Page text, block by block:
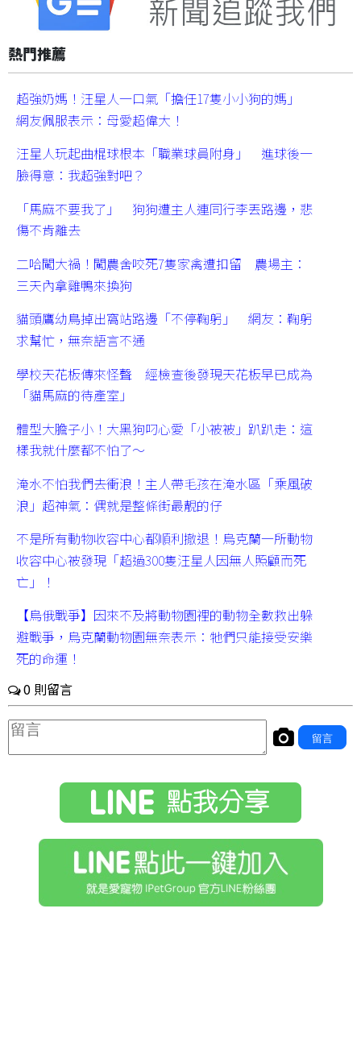
熱門推薦
超強奶媽！汪星人一口氣「擔任17隻小小狗的媽」
網友佩服表示：母愛超偉大！
汪星人玩起曲棍球根本「職業球員附身」 進球後一
臉得意：我超強對吧？
「馬麻不要我了」 狗狗遭主人連同行李丟路邊，悲
傷不肯離去
二哈闖大禍！闖農舍咬死7隻家禽遭扣留 農場主：
三天內拿雞鴨來換狗
貓頭鷹幼鳥掉出窩站路邊「不停鞠躬」 網友：鞠躬
求幫忙，無奈語言不通
學校天花板傳來怪聲 經檢查後發現天花板早已成為
「貓馬麻的待產室」
體型大膽子小！大黑狗叼心愛「小被被」趴趴走：這
樣我就什麼都不怕了～
淹水不怕我們去衝浪！主人帶毛孩在淹水區「乘風破
浪」超神氣：偶就是整條街最靚的仔
不是所有動物收容中心都順利撤退！烏克蘭一所動物
收容中心被發現「超過300隻汪星人因無人照顧而死
亡」！
【烏俄戰爭】因來不及將動物園裡的動物全數救出躲
避戰爭，烏克蘭動物園無奈表示：牠們只能接受安樂
死的命運！